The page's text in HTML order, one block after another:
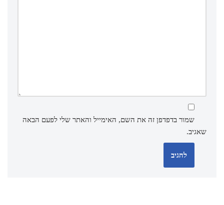
שמור בדפדפן זה את השם, האימייל והאתר שלי לפעם הבאה
שאגיב.